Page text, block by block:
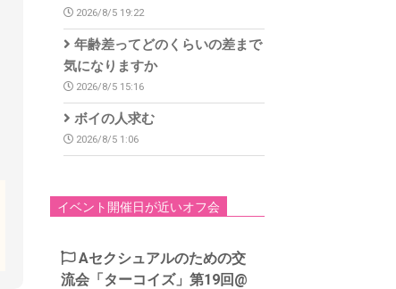
2026/8/5 19:22
年齢差ってどのくらいの差まで
気になりますか
2026/8/5 15:16
ボイの人求む
2026/8/5 1:06
イベント開催日が近いオフ会
Aセクシュアルのための交
流会「ターコイズ」第19回@